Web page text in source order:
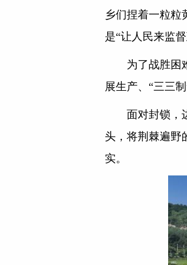
乡们捏着一粒粒
是“让人民来监
为了战胜困
展生产、“三三
面对封锁，
头，将荆棘遍野
实。